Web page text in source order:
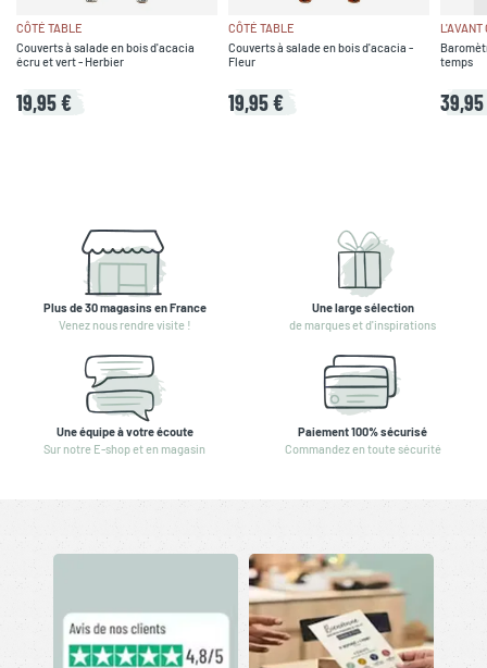
CÔTÉ TABLE
Couverts à salade en bois d'acacia
écru et vert - Herbier
19,95 €
CÔTÉ TABLE
Couverts à salade en bois d'acacia -
Fleur
19,95 €
L'AVANT
temps
Plus de 30 magasins en France
Venez nous rendre visite !
Une large sélection
de marques et d'inspirations
Une équipe à votre écoute
Sur notre E-shop et en magasin
Paiement 100% sécurisé
Commandez en toute sécurité